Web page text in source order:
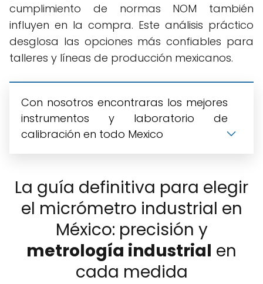
cumplimiento de normas NOM también
influyen en la compra. Este análisis práctico
desglosa las opciones más confiables para
talleres y líneas de producción mexicanos.
Con nosotros encontraras los mejores
instrumentos y laboratorio de
calibración en todo Mexico
La guía definitiva para elegir
el micrómetro industrial en
México: precisión y
metrología industrial en
cada medida